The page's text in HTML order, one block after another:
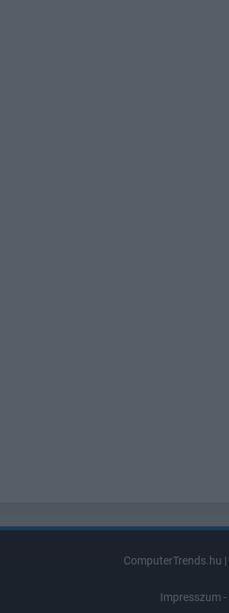
ComputerTrends.hu |
Impresszum -